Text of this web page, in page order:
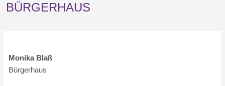
BÜRGERHAUS
Monika Blaß
Bürgerhaus